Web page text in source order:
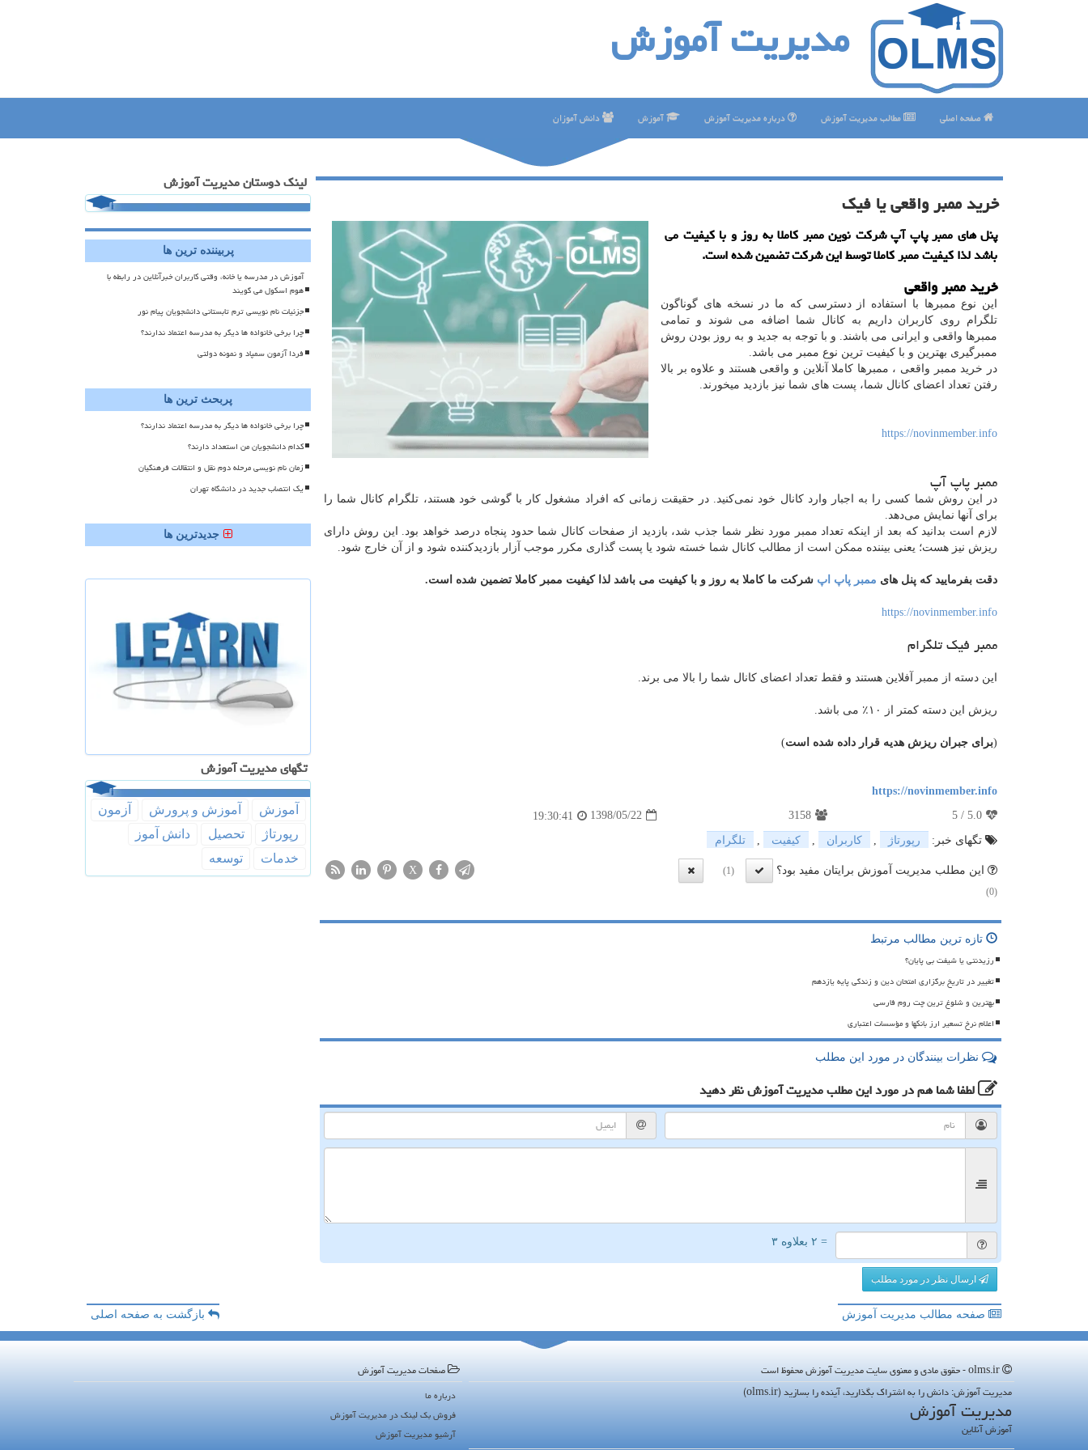
مدیریت آموزش
صفحه اصلی مطالب مدیریت آموزش درباره مدیریت آموزش آموزش دانش آموزان
خرید ممبر واقعی یا فیك
پنل های ممبر پاپ آپ شركت نوین ممبر كاملا به روز و با كیفیت می
باشد لذا كیفیت ممبر كاملا توسط این شركت تضمین شده است.
خرید ممبر واقعی
این نوع ممبرها با استفاده از دسترسی که ما در نسخه های گوناگون
تلگرام روی کاربران داریم به کانال شما اضافه می شوند و تمامی
ممبرها واقعی و ایرانی می باشند. و با توجه به جدید و به روز بودن روش
ممبرگیری بهترین و با کیفیت ترین نوع ممبر می باشد.
در خرید ممبر واقعی ، ممبرها کاملا آنلاین و واقعی هستند و علاوه بر بالا
رفتن تعداد اعضای کانال شما، پست های شما نیز بازدید میخورند.
https://novinmember.info
ممبر پاپ آپ
در این روش شما کسی را به اجبار وارد کانال خود نمی‌کنید. در حقیقت زمانی که افراد مشغول کار با گوشی خود هستند، تلگرام کانال شما را
برای آنها نمایش می‌دهد.
لازم است بدانید که بعد از اینکه تعداد ممبر مورد نظر شما جذب شد، بازدید از صفحات کانال شما حدود پنجاه درصد خواهد بود. این روش دارای
ریزش نیز هست؛ یعنی بیننده ممکن است از مطالب کانال شما خسته شود یا پست گذاری مکرر موجب آزار بازدیدکننده شود و از آن خارج شود.
دقت بفرمایید که پنل های ممبر پاپ اپ شرکت ما کاملا به روز و با کیفیت می باشد لذا کیفیت ممبر کاملا تضمین شده است.
https://novinmember.info
ممبر فیک تلگرام
این دسته از ممبر آفلاین هستند و فقط تعداد اعضای کانال شما را بالا می برند.
ریزش این دسته کمتر از ۱۰٪ می باشد.
(برای جبران ریزش هدیه قرار داده شده است)
https://novinmember.info
5.0
/
5
3158
1398/05/22
19:30:41
تگهای خبر:
رپورتاژ كاربران كیفیت تلگرام
این مطلب مدیریت آموزش برایتان مفید بود؟
(1)
(0)
X
تازه ترین مطالب مرتبط
رزیدنتی یا شیفت بی پایان؟
تغییر در تاریخ برگزاری امتحان دین و زندگی پایه یازدهم
بهترین و شلوغ ترین چت روم فارسی
اعلام نرخ تسعیر ارز بانکها و مؤسسات اعتباری
نظرات بینندگان در مورد این مطلب
لطفا شما همدر مورد این مطلب مدیریت آموزشنظر دهید
= ۲ بعلاوه ۳
ارسال نظر در مورد مطلب
لینک دوستان مدیریت آموزش
پربیننده ترین ها
آموزش در مدرسه یا خانه، وقتی کاربران خبرآنلاین در رابطه با
هوم اسکول می گویند
جزئیات نام نویسی ترم تابستانی دانشجویان پیام نور
چرا برخی خانواده ها دیگر به مدرسه اعتماد ندارند؟
فردا آزمون سمپاد و نمونه دولتی
پربحث ترین ها
چرا برخی خانواده ها دیگر به مدرسه اعتماد ندارند؟
کدام دانشجویان من استعداد دارند؟
زمان نام نویسی مرحله دوم نقل و انتقالات فرهنگیان
یک انتصاب جدید در دانشگاه تهران
جدیدترین ها
تگهای مدیریت آموزش
آموزش آموزش و پرورش
آزمون
رپورتاژ
تحصیل
دانش آموز
خدمات
توسعه
صفحه مطالب مدیریت آموزش بازگشت به صفحه اصلی
مدیریت آموزش: دانش را به اشتراک بگذارید، آینده را بسازید (olms.ir)
مدیریت آموزش
آموزش آنلاین
صفحات مدیریت آموزش
درباره ما
فروش بک لینک در مدیریت آموزش
آرشیو مدیریت آموزش